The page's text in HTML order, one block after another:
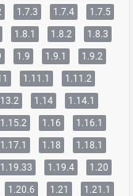
1.7.3 1.7.4
1.7.5
1.8.1 1.8.2
1.8.3
1.9 1.9.1
1.9.2
1.11.1
1.11.2
1.14
1.14.1
1.15.2 1.16
1.16.1
1.17.1 1.18
1.18.1
1.19.33 1.19.4
1.20
1.20.6 1.21
1.21.1